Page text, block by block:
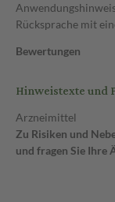
Rücksprache mit
Bewertungen
Hinweistexte und
Arzneimittel
Zu Risiken und
und fragen Sie Ihre